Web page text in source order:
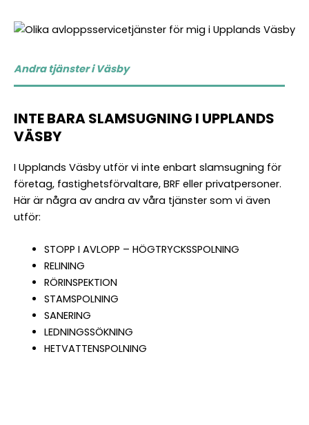
Andra tjänster i Väsby
INTE BARA SLAMSUGNING I UPPLANDS
VÄSBY
I Upplands Väsby utför vi inte enbart slamsugning för
företag, fastighetsförvaltare, BRF eller privatpersoner.
Här är några av andra av våra tjänster som vi även
utför:
STOPP I AVLOPP – HÖGTRYCKSSPOLNING
RELINING
RÖRINSPEKTION
STAMSPOLNING
SANERING
LEDNINGSSÖKNING
HETVATTENSPOLNING